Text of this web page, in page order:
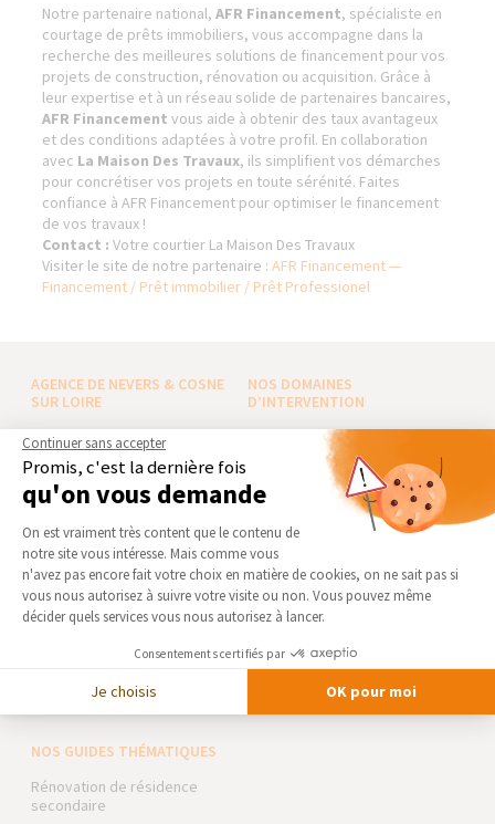
Notre partenaire national,AFR Financement, spécialiste en
courtage de prêts immobiliers, vous accompagne dans la
recherche des meilleures solutions de financement pour vos
projets de construction, rénovation ou acquisition. Grâce à
leur expertise et à un réseau solide de partenaires bancaires,
AFR Financement vous aide à obtenir des taux avantageux
et des conditions adaptées à votre profil. En collaboration
avec La Maison Des Travaux, ils simplifient vos démarches
pour concrétiser vos projets en toute sérénité. Faites
confiance à AFR Financement pour optimiser le financement
de vos travaux !
Contact :Votre courtier La Maison Des Travaux
Visiter le site de notre partenaire :AFR Financement —
Financement / Prêt immobilier / Prêt Professionel
AGENCE DE NEVERS & COSNE
SUR LOIRE
Qui sommes-nous
Actualités
Notre charte qualité
Partenaires
Trouver une agence
Devenir franchisé
Foire aux Questions
Conditions générales
Mentions légales
NOS DOMAINES
D’INTERVENTION
RÉNOVATION INTÉRIEURE
TRAVAUX EXTÉRIEURS
NOS PARTENAIRES
La Maison des Architectes
Expert Bricolage
NOS GUIDES THÉMATIQUES
Rénovation de résidence
secondaire
Continuer sans accepter
Promis, c'est la dernière fois
qu'on vous demande
Plateforme de Gestion du
On est vraiment très content que le contenu de
notre site vous intéresse. Mais comme vous
n'avez pas encore fait votre choix en matière de cookies, on ne sait pas si
vous nous autorisez à suivre votre visite ou non. Vous pouvez même
décider quels services vous nous autorisez à lancer.
Consentements certifiés par
Je choisis OK pour moi
Axeptio consent